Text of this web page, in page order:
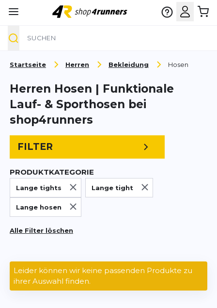
Startseite Herren Bekleidung Hosen
Herren Hosen | Funktionale
Lauf- & Sporthosen bei
shop4runners
FILTER
PRODUKTKATEGORIE
Lange tights Lange tight
Lange hosen
Alle Filter löschen
Leider können wir keine passenden Produkte zu
ihrer Auswahl finden.